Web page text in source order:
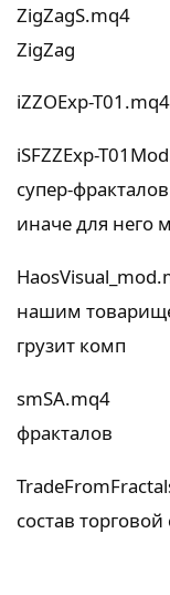
ZigZag
iZZOExp-
iSFZZExp-
супер-
иначе для него
нашим
грузит комп
smSA.mq4
фракталов
состав